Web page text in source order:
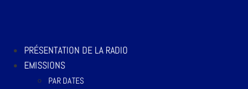
PRÉSENTATION DE LA RADIO
EMISSIONS
PAR DATES